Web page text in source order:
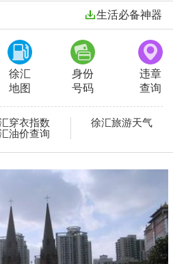
生活必备神器
徐汇
地图
身份
号码
违章
查询
穿衣指数
徐汇旅游天气
油价查询